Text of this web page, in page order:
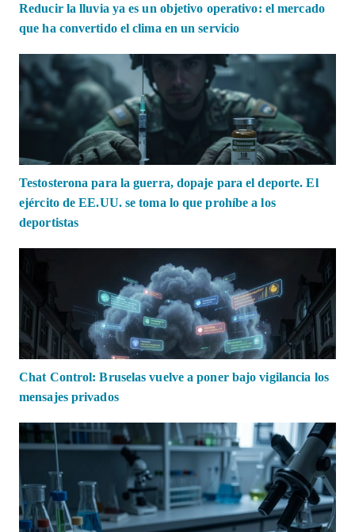
Reducir la lluvia ya es un objetivo operativo: el mercado
que ha convertido el clima en un servicio
Testosterona para la guerra, dopaje para el deporte. El
ejército de EE.UU. se toma lo que prohíbe a los
deportistas
Chat Control: Bruselas vuelve a poner bajo vigilancia los
mensajes privados